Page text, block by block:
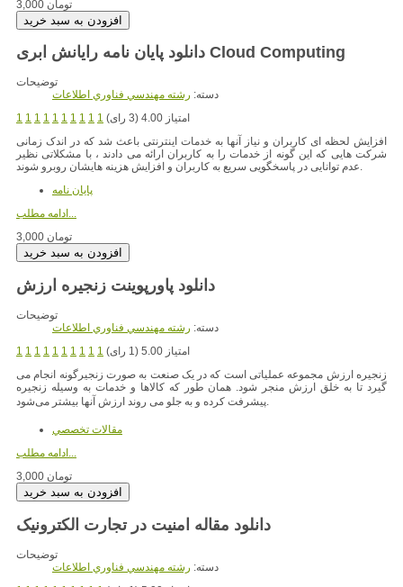
3,000 تومان
دانلود پایان نامه رایانش ابری Cloud Computing
توضیحات
دسته: رشته مهندسي فناوري اطلاعات
1 1 1 1 1 1 1 1 1 1
امتیاز 4.00 (3 رای)
افزایش لحظه ای کاربران و نیاز آنها به خدمات اینترنتی باعث شد که در اندک زمانی
شرکت هایی که این گونه از خدمات را به کاربران ارائه می دادند ، با مشکلاتی نظیر
عدم توانایی در پاسخگویی سریع به کاربران و افزایش هزینه هایشان روبرو شوند.
پایان نامه
ادامه مطلب...
3,000 تومان
دانلود پاورپوینت زنجیره ارزش
توضیحات
دسته: رشته مهندسي فناوري اطلاعات
1 1 1 1 1 1 1 1 1 1
امتیاز 5.00 (1 رای)
زنجیره ارزش مجموعه عملیاتی است که در یک صنعت به صورت زنجیرگونه انجام می
گیرد تا به خلق ارزش منجر شود. همان طور که کالاها و خدمات به وسیله زنجیره
پیشرفت کرده و به جلو می روند ارزش آنها بیشتر میشود.
مقالات تخصصي
ادامه مطلب...
3,000 تومان
دانلود مقاله امنیت در تجارت الکترونیک
توضیحات
دسته: رشته مهندسي فناوري اطلاعات